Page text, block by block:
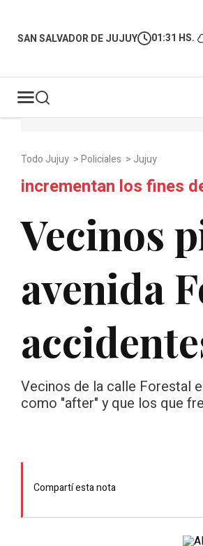
SAN SALVADOR DE JUJUY 01:31 HS.
Todo Jujuy >Policiales > Jujuy
incrementan los fines
Vecinos
avenida
Vecinos de la calle Forestal
como "after" y que los que
Compartí esta nota